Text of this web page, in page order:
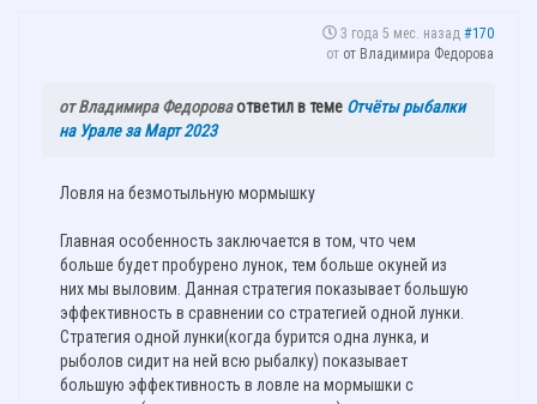
3 года 5 мес. назад #170
от от Владимира Федорова
от Владимира Федороваответил в теме Отчёты рыбалки
на Урале за Март 2023
Ловля на безмотыльную мормышку
Главная особенность заключается в том, что чем
больше будет пробурено лунок, тем больше окуней из
них мы выловим. Данная стратегия показывает большую
эффективность в сравнении со стратегией одной лунки.
Стратегия одной лунки(когда бурится одна лунка, и
рыболов сидит на ней всю рыбалку) показывает
большую эффективность в ловле на мормышки с